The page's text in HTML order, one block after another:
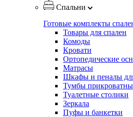
Спальни
Готовые комплекты
Товары для спален
Комоды
Кровати
Ортопедические
Матрасы
Шкафы и пеналы
Тумбы
Туалетные столики
Зеркала
Пуфы и банкетки